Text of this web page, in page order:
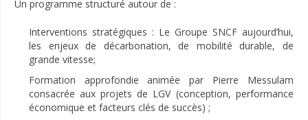
Un programme structuré autour de :
Interventions stratégiques : Le Groupe SNCF aujourd’hui,
les enjeux de décarbonation, de mobilité durable, de
grande vitesse;
Formation approfondie animée par Pierre Messulam
consacrée aux projets de LGV (conception, performance
économique et facteurs clés de succès) ;